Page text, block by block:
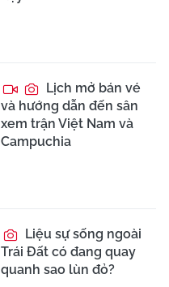
Lịch mở bán vé
và hướng dẫn đến sân
xem trận Việt Nam và
Campuchia
Liệu sự sống ngoài
Trái Đất có đang quay
quanh sao lùn đỏ?